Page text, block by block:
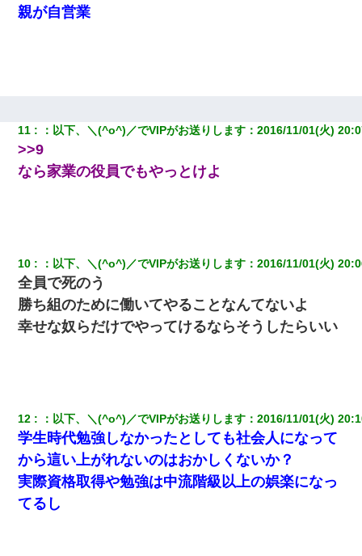
小2の頃、妹と昼寝してたら家が火事になってて気づくと逃げ場が
なかった。妹を抱き締めて「ﾀﾋんじゃうよ」って泣いてたら…
嫁の妹（26歳）がずっとウチに泊まりに来た結果→俺がヤバイｗ
ｗｗｗｗｗｗｗ
22歳の頃、父に36歳の男性とお見合いをしてくれと頼まれた。父
ことは謝ります。ごめんなさい…』私「お子さんはフリン略奪婚
って知ってるの？」相手『 』結果→
義兄嫁「娘が大学に入ったら下宿させて」私「しつこい、学校斡
旋のアパートに行け」→ 旦那が義兄に通報したら「志望校を変え
ろ！」とキレて・・・
13歳娘が元嫁のところから逃げてきた。どう扱ったらいいのかわ
からない
友人「酒の勢いで女先輩をホテルに連れ込んだｗｗｗｗｗ」俺
「…」
親が自営業
11 ： 以下、＼(^o^)／でVIPがお送りします ：2016/11/01(火)
>>9
なら家業の役員でもやっとけよ
10 ： 以下、＼(^o^)／でVIPがお送りします ：2016/11/01(火)
全員で死のう
勝ち組のために働いてやることなんてないよ
幸せな奴らだけでやってけるならそうしたらいい
12 ： 以下、＼(^o^)／でVIPがお送りします ：2016/11/01(火)
学生時代勉強しなかったとしても社会人になって
から這い上がれないのはおかしくないか？
実際資格取得や勉強は中流階級以上の娯楽になっ
てるし